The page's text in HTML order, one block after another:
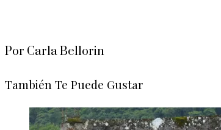
Por Carla Bellorin
También Te Puede Gustar